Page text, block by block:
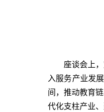
座谈会上
入服务产业发
间，推动教育
代化支柱产业